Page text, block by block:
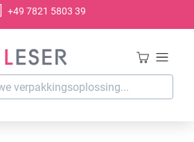
+49 7821 5803 39